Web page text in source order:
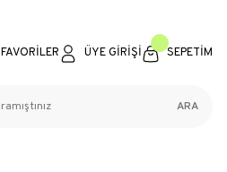
FAVORİLER ÜYE GİRİŞİ SEPETİM
ARA